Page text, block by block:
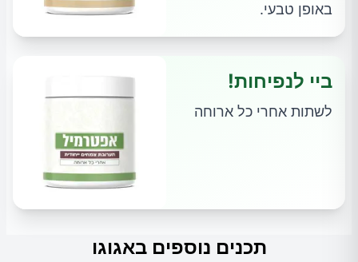
באופן טבעי.
ביי לנפיחות!
לשתות אחרי כל ארוחה
תכנים נוספים באגוגו